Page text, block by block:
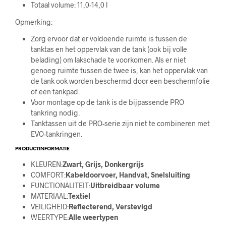
Totaal volume: 11,0-14,0 l
Opmerking:
Zorg ervoor dat er voldoende ruimte is tussen de
tanktas en het oppervlak van de tank (ook bij volle
belading) om lakschade te voorkomen. Als er niet
genoeg ruimte tussen de twee is, kan het oppervlak van
de tank ook worden beschermd door een beschermfolie
of een tankpad.
Voor montage op de tank is de bijpassende PRO
tankring nodig.
Tanktassen uit de PRO-serie zijn niet te combineren met
EVO-tankringen.
PRODUCTINFORMATIE
KLEUREN:Zwart, Grijs, Donkergrijs
COMFORT:Kabeldoorvoer, Handvat, Snelsluiting
FUNCTIONALITEIT:Uitbreidbaar volume
MATERIAAL:Textiel
VEILIGHEID:Reflecterend, Verstevigd
WEERTYPE:Alle weertypen